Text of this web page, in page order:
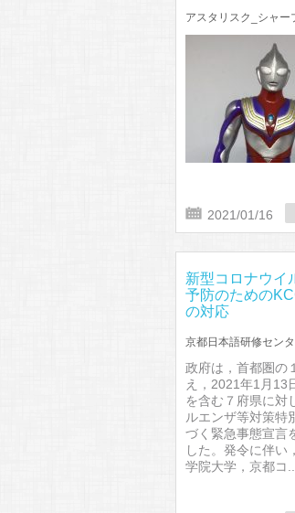
アスタリスク_シャー
2021/01/16
新型コロナウイ
予防のための
の対応
京都日本語研修セン
政府は，首都圏の
え，2021年1月13
を含む７府県に対
ルエンザ等対策特
づく緊急事態宣言
した。発令に伴い
学院大学，京都コ...